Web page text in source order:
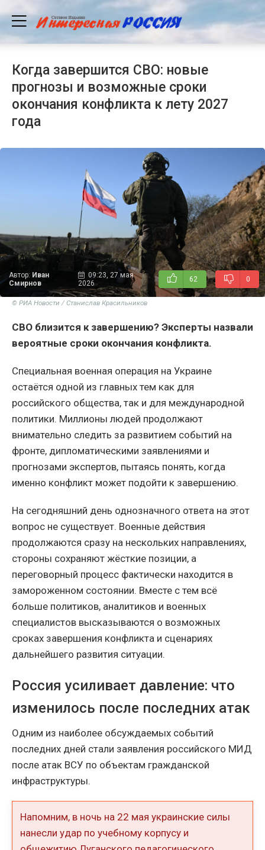
Когда завершится СВО: новые
прогнозы и возможные сроки
окончания конфликта к лету 2027
года
Автор: Иван
Смирнов
09:23, 27 мая
2026
62 0
© РИА Новости / Станислав Красильников
СВО близится к завершению? Эксперты назвали
вероятные сроки окончания конфликта.
Специальная военная операция на Украине
остаётся одной из главных тем как для
российского общества, так и для международной
политики. Миллионы людей продолжают
внимательно следить за развитием событий на
фронте, дипломатическими заявлениями и
прогнозами экспертов, пытаясь понять, когда
именно конфликт может подойти к завершению.
На сегодняшний день однозначного ответа на этот
вопрос не существует. Военные действия
продолжаются сразу на нескольких направлениях,
стороны сохраняют жёсткие позиции, а
переговорный процесс фактически находится в
замороженном состоянии. Вместе с тем всё
больше политиков, аналитиков и военных
специалистов высказываются о возможных
сроках завершения конфликта и сценариях
дальнейшего развития ситуации.
Россия усиливает давление: что
изменилось после последних атак
Одним из наиболее обсуждаемых событий
последних дней стали заявления российского МИД
после атак ВСУ по объектам гражданской
инфраструктуры.
Напомним, в ночь на 22 мая украинские силы
нанесли удар по учебному корпусу и